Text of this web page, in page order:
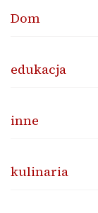
Dom
edukacja
inne
kulinaria